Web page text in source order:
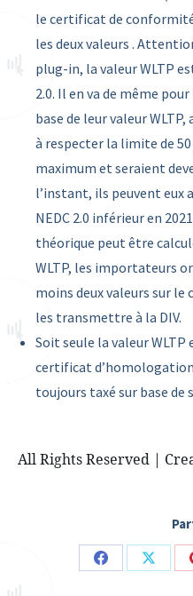
le certificat de
les deux valeurs .
plug-in, la valeur WLTP
2.0. Il en va de même
base de leur valeur
à respecter la limite de 50
maximum et seraient
l’instant, ils peuvent eux
NEDC 2.0 inférieur en
théorique peut être
WLTP, les importateurs
moins deux valeurs sur
les transmettre à la DIV.
Soit seule la valeur
certificat
toujours taxé sur base de
All Rights Reserved |
Share
Share